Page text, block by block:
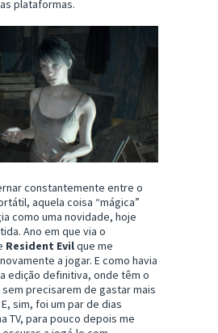
plataformas.
constantemente entre o
aquela coisa “mágica”
como uma novidade, hoje
Ano em que via o
Resident Evilque me
a jogar. E como havia
edição definitiva, onde têm o
precisarem de gastar mais
sim, foi um par de dias
TV, para pouco depois me